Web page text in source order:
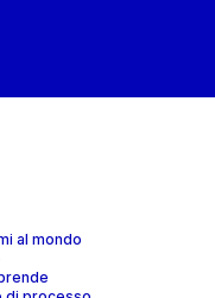
al mondo